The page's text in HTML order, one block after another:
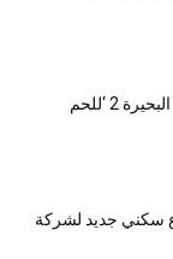
تدشين مطعم ‘الشيف إياد’ في البحيرة 2 ‘للحم
سكني جديد لشركة